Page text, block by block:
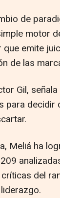
de
motor
emite
de las
Gil,
para decidir
Meliá ha
del